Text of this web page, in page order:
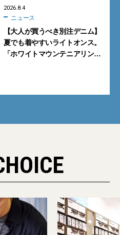
2026.8.4
ニュース
【大人が買うべき別注デニム】
夏でも着やすいライトオンス。
「ホワイトマウンテニアリン